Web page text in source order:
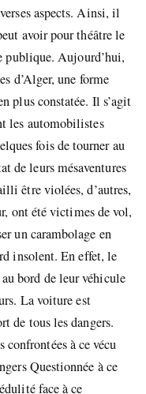
aspects. Ainsi, il
avoir pour théâtre le
Aujourd’hui,
d’Alger, une forme
plus constatée. Il s’agit
les automobilistes
fois de tourner au
de leurs mésaventures
être violées, d’autres,
ont été victimes de vol,
un carambolage en
insolent. En effet, le
bord de leur véhicule
La voiture est
de tous les dangers.
confrontées à ce vécu
Questionnée à ce
face à ce